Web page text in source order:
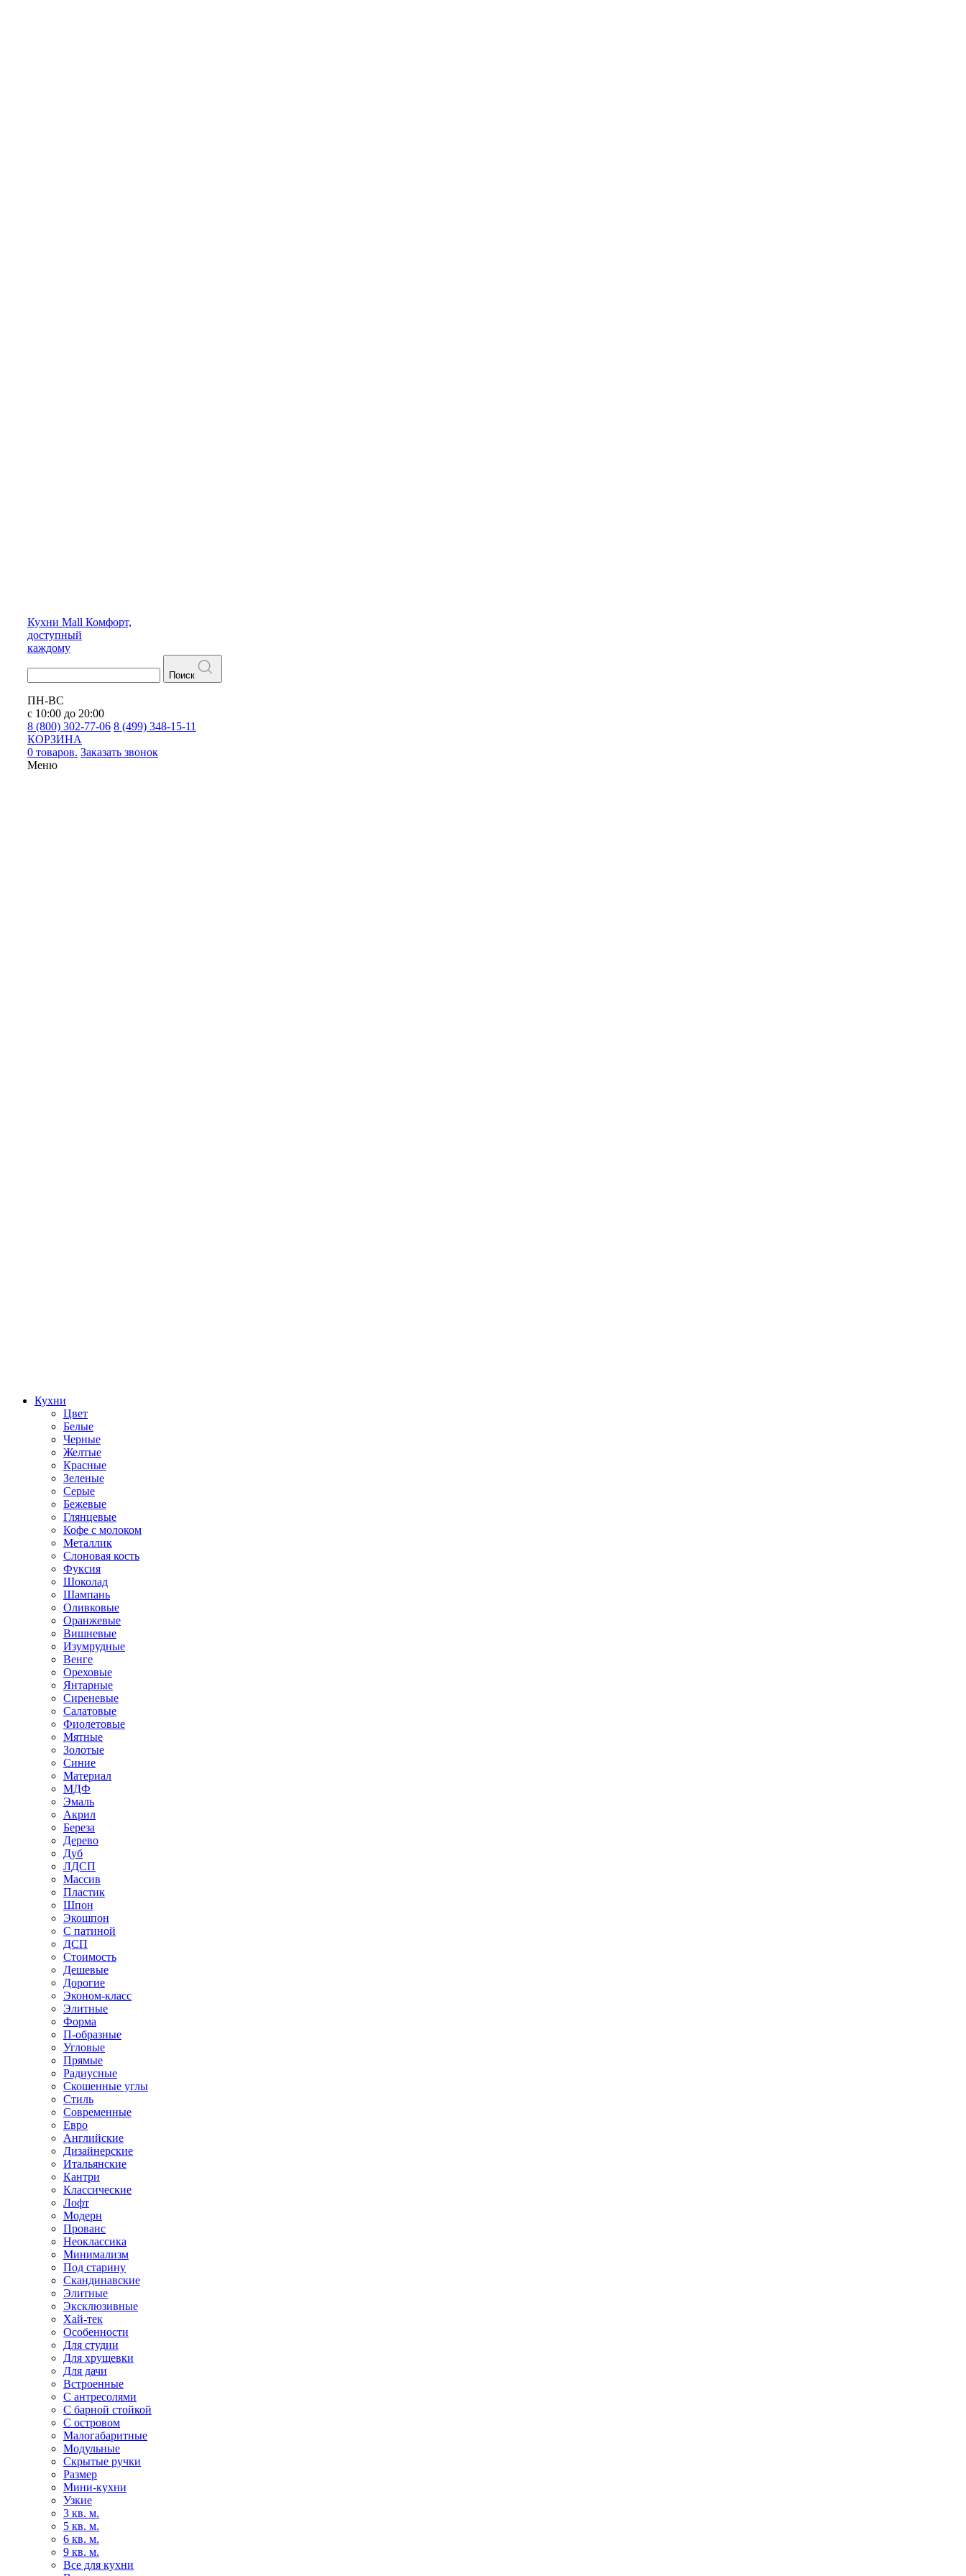
Кухни Mall Комфорт,
доступный
каждому
Поиск
ПН-ВС
с 10:00 до 20:00
8 (800) 302-77-06 8 (499) 348-15-11
КОРЗИНА
0 товаров. Заказать звонок
Меню
Кухни
Цвет
Белые
Черные
Желтые
Красные
Зеленые
Серые
Бежевые
Глянцевые
Кофе с молоком
Металлик
Слоновая кость
Фуксия
Шоколад
Шампань
Оливковые
Оранжевые
Вишневые
Изумрудные
Венге
Ореховые
Янтарные
Сиреневые
Салатовые
Фиолетовые
Мятные
Золотые
Синие
Материал
МДФ
Эмаль
Акрил
Береза
Дерево
Дуб
ЛДСП
Массив
Пластик
Шпон
Экошпон
С патиной
ДСП
Стоимость
Дешевые
Дорогие
Эконом-класс
Элитные
Форма
П-образные
Угловые
Прямые
Радиусные
Скошенные углы
Стиль
Современные
Евро
Английские
Дизайнерские
Итальянские
Кантри
Классические
Лофт
Модерн
Прованс
Неоклассика
Минимализм
Под старину
Скандинавские
Элитные
Эксклюзивные
Хай-тек
Особенности
Для студии
Для хрущевки
Для дачи
Встроенные
С антресолями
С барной стойкой
С островом
Малогабаритные
Модульные
Скрытые ручки
Размер
Мини-кухни
Узкие
3 кв. м.
5 кв. м.
6 кв. м.
9 кв. м.
Все для кухни